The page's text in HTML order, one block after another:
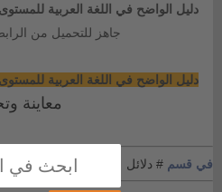
دليل الواضح في اللغة العربية للمستوى
جاهز للتحميل من
دليل الواضح في اللغة العربية للمستوى
معاينة
في قسم # دلائل